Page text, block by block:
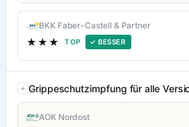
BKK Faber-Castell & Partner
★★★ TOP ✓ BESSER
Grippeschutzimpfung für alle
AOK Nordost